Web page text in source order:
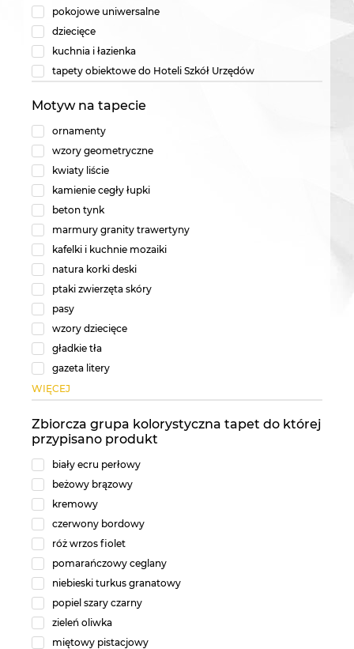
pokojowe uniwersalne
dziecięce
kuchnia i łazienka
tapety obiektowe do Hoteli Szkół Urzędów
Motyw na tapecie
ornamenty
wzory geometryczne
kwiaty liście
kamienie cegły łupki
beton tynk
marmury granity trawertyny
kafelki i kuchnie mozaiki
natura korki deski
ptaki zwierzęta skóry
pasy
wzory dziecięce
gładkie tła
gazeta litery
WIĘCEJ
Zbiorcza grupa kolorystyczna tapet do której
przypisano produkt
biały ecru perłowy
beżowy brązowy
kremowy
czerwony bordowy
róż wrzos fiolet
pomarańczowy ceglany
niebieski turkus granatowy
popiel szary czarny
zieleń oliwka
miętowy pistacjowy